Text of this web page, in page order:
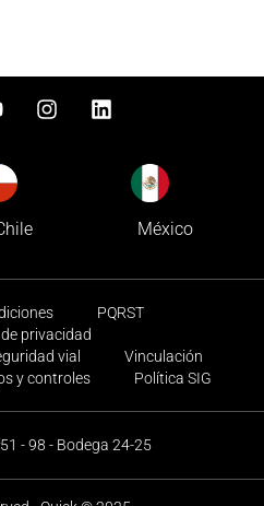
México
PQRST
privacidad
vial
Vinculación
y controles Política SIG
- 98 - Bodega 24-25